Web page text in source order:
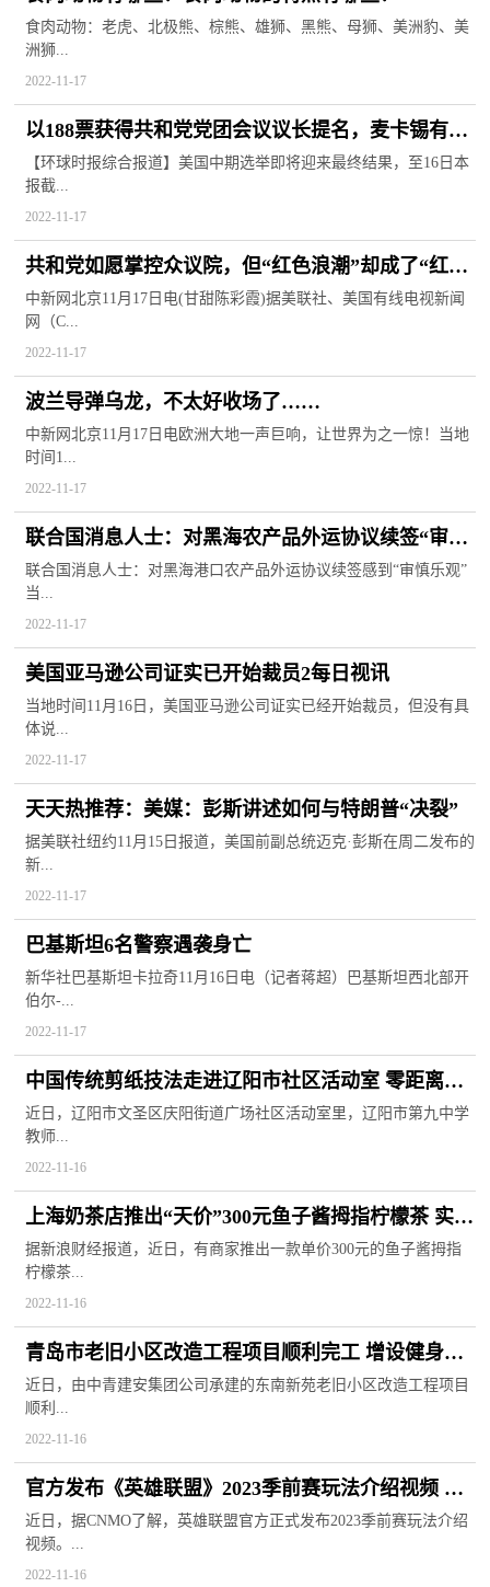
食肉动物：老虎、北极熊、棕熊、雄狮、黑熊、母狮、美洲豹、美
洲狮...
2022-11-17
以188票获得共和党党团会议议长提名，麦卡锡有望
任美国众议长
【环球时报综合报道】美国中期选举即将迎来最终结果，至16日本
报截...
2022-11-17
共和党如愿掌控众议院，但“红色浪潮”却成了“红色
涟漪”
中新网北京11月17日电(甘甜陈彩霞)据美联社、美国有线电视新闻
网（C...
2022-11-17
波兰导弹乌龙，不太好收场了……
中新网北京11月17日电欧洲大地一声巨响，让世界为之一惊！当地
时间1...
2022-11-17
联合国消息人士：对黑海农产品外运协议续签“审慎
乐观”1世界快报
联合国消息人士：对黑海港口农产品外运协议续签感到“审慎乐观”
当...
2022-11-17
美国亚马逊公司证实已开始裁员2每日视讯
当地时间11月16日，美国亚马逊公司证实已经开始裁员，但没有具
体说...
2022-11-17
天天热推荐：美媒：彭斯讲述如何与特朗普“决裂”
据美联社纽约11月15日报道，美国前副总统迈克·彭斯在周二发布的
新...
2022-11-17
巴基斯坦6名警察遇袭身亡
新华社巴基斯坦卡拉奇11月16日电（记者蒋超）巴基斯坦西北部开
伯尔-...
2022-11-17
中国传统剪纸技法走进辽阳市社区活动室 零距离感
受非遗艺术魅力
近日，辽阳市文圣区庆阳街道广场社区活动室里，辽阳市第九中学
教师...
2022-11-16
上海奶茶店推出“天价”300元鱼子酱拇指柠檬茶 实则
为澳洲指橙代替
据新浪财经报道，近日，有商家推出一款单价300元的鱼子酱拇指
柠檬茶...
2022-11-16
青岛市老旧小区改造工程项目顺利完工 增设健身设
施和无障碍设施等
近日，由中青建安集团公司承建的东南新苑老旧小区改造工程项目
顺利...
2022-11-16
官方发布《英雄联盟》2023季前赛玩法介绍视频 炼
金科技亚龙回归
近日，据CNMO了解，英雄联盟官方正式发布2023季前赛玩法介绍
视频。...
2022-11-16